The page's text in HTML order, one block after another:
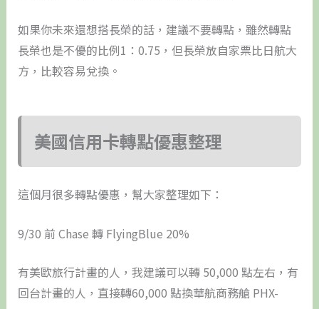
如果你未來還想搭長榮的話，建議不要轉點，雖然轉點
長榮也是不優的比例1：0.75，但長榮放自家票比日航大
方，比較容易兌換。
美國信用卡轉點優惠整理
這個月很多轉點優惠，幫大家整理如下：
9/30 前 Chase 轉 FlyingBlue 20%
有美歐旅行計畫的人，我建議可以轉 50,000 點左右，有
回台計畫的人，直接轉60,000 點換華航商務艙 PHX-